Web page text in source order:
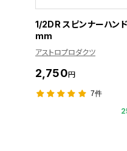
1/2DR スピンナーハン
mm
アストロプロダクツ
2,750円
7件